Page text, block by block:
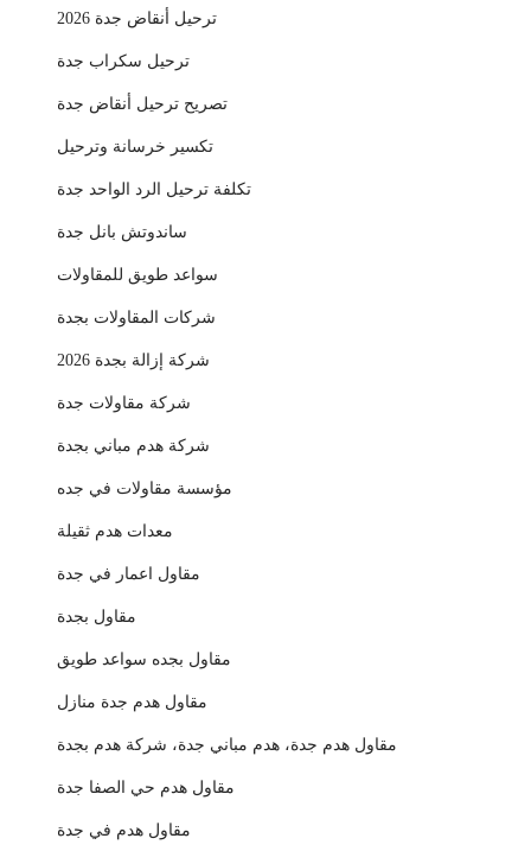
ترحيل أنقاض جدة 2026
ترحيل سكراب جدة
تصريح ترحيل أنقاض جدة
تكسير خرسانة وترحيل
تكلفة ترحيل الرد الواحد جدة
ساندوتش بانل جدة
سواعد طويق للمقاولات
شركات المقاولات بجدة
شركة إزالة بجدة 2026
شركة مقاولات جدة
شركة هدم مباني بجدة
مؤسسة مقاولات في جده
معدات هدم ثقيلة
مقاول اعمار في جدة
مقاول بجدة
مقاول بجده سواعد طويق
مقاول هدم جدة منازل
مقاول هدم جدة، هدم مباني جدة، شركة هدم بجدة
مقاول هدم حي الصفا جدة
مقاول هدم في جدة